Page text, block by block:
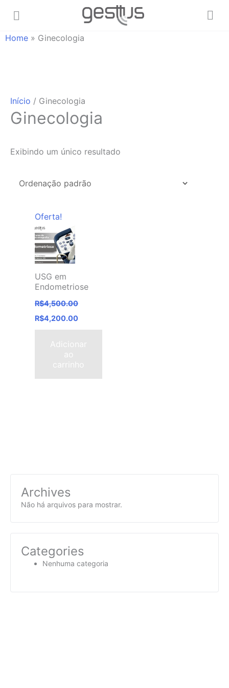
Home » Ginecologia
Início / Ginecologia
Ginecologia
Exibindo um único resultado
Oferta!
USG em
Endometriose
R$4,500.00
O
preço
R$4,500.00.
R$4,200.00
O
atual
R$4,200.00.
Adicionar
ao
carrinho
Archives
Não há arquivos para mostrar.
Categories
Nenhuma categoria